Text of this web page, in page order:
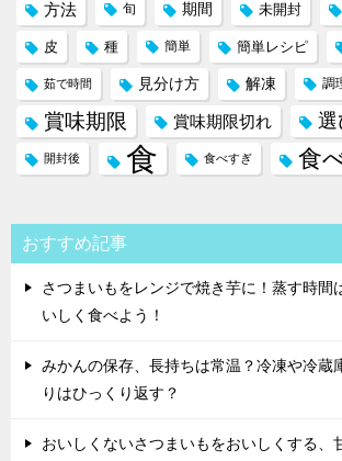
方法 旬 期間 未開封
皮 種 簡単 簡単レシピ
茹で時間 見分け方 解凍 調
賞味期限 賞味期限切れ 選
開封後 食 食べすぎ 食
おすすめ記事
さつまいもをレンジで焼き芋に！蒸す時間
いしく食べよう！
みかんの保存、長持ちは常温？冷凍や冷蔵
りはひっくり返す？
おいしくないさつまいもをおいしくする、